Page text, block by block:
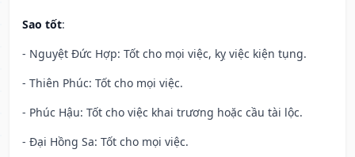
Sao tốt:
- Nguyệt Đức Hợp: Tốt cho mọi việc, kỵ việc kiện tụng.
- Thiên Phúc: Tốt cho mọi việc.
- Phúc Hậu: Tốt cho việc khai trương hoặc cầu tài lộc.
- Đại Hồng Sa: Tốt cho mọi việc.